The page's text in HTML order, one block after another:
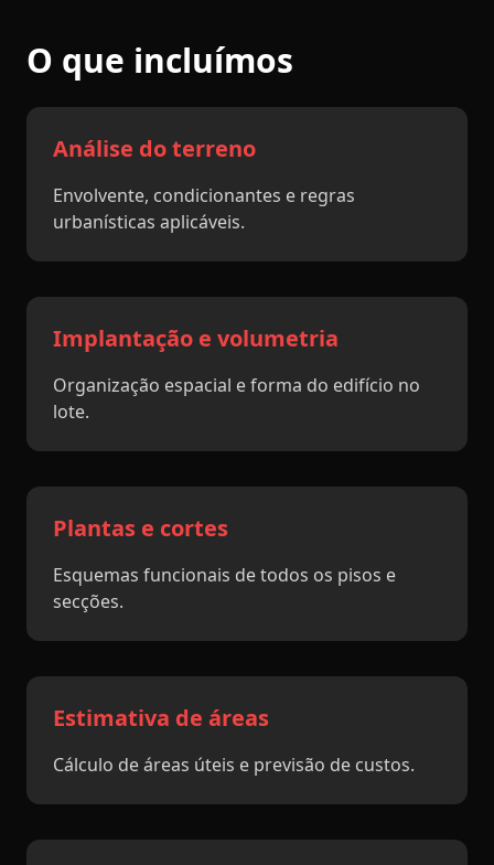
O que incluímos
Análise do terreno
Envolvente, condicionantes e regras
urbanísticas aplicáveis.
Implantação e volumetria
Organização espacial e forma do edifício no
lote.
Plantas e cortes
Esquemas funcionais de todos os pisos e
secções.
Estimativa de áreas
Cálculo de áreas úteis e previsão de custos.